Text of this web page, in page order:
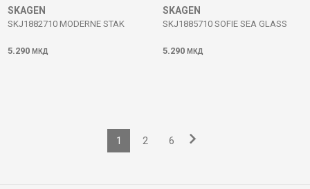
SKAGEN
SKJ1882710 MODERNE STAK
5.290 МКД
SKAGEN
SKJ1885710 SOFIE SEA GLASS
5.290 МКД
1 2 6